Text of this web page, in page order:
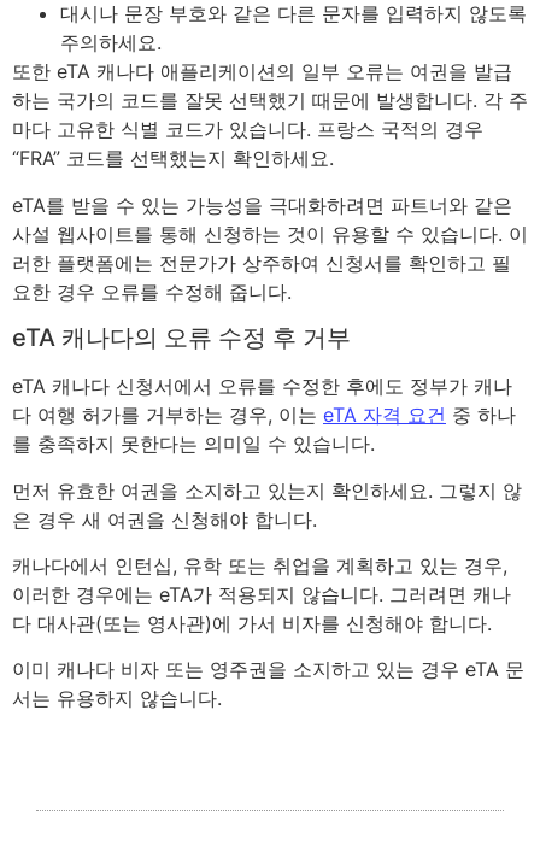
대시나 문장 부호와 같은 다른 문자를 입력하지 않도록
주의하세요.
또한 eTA 캐나다 애플리케이션의 일부 오류는 여권을 발급
하는 국가의 코드를 잘못 선택했기 때문에 발생합니다. 각 주
마다 고유한 식별 코드가 있습니다. 프랑스 국적의 경우
“FRA” 코드를 선택했는지 확인하세요.
eTA를 받을 수 있는 가능성을 극대화하려면 파트너와 같은
사설 웹사이트를 통해 신청하는 것이 유용할 수 있습니다. 이
러한 플랫폼에는 전문가가 상주하여 신청서를 확인하고 필
요한 경우 오류를 수정해 줍니다.
eTA 캐나다의 오류 수정 후 거부
eTA 캐나다 신청서에서 오류를 수정한 후에도 정부가 캐나
다 여행 허가를 거부하는 경우, 이는 eTA 자격 요건 중 하나
를 충족하지 못한다는 의미일 수 있습니다.
먼저 유효한 여권을 소지하고 있는지 확인하세요. 그렇지 않
은 경우 새 여권을 신청해야 합니다.
캐나다에서 인턴십, 유학 또는 취업을 계획하고 있는 경우,
이러한 경우에는 eTA가 적용되지 않습니다. 그러려면 캐나
다 대사관(또는 영사관)에 가서 비자를 신청해야 합니다.
이미 캐나다 비자 또는 영주권을 소지하고 있는 경우 eTA 문
서는 유용하지 않습니다.